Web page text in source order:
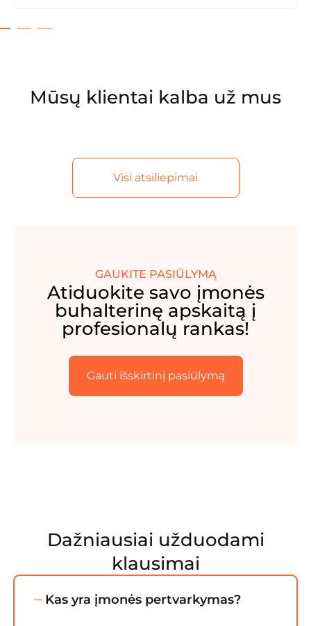
Mūsų klientai kalba už mus
Visi atsiliepimai
GAUKITE PASIŪLYMĄ
Atiduokite savo įmonės
buhalterinę apskaitą į
profesionalų rankas!
Gauti išskirtinį pasiūlymą
Dažniausiai užduodami
klausimai
Kas yra įmonės pertvarkymas?